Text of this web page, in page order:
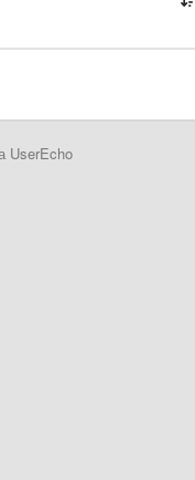
UserEcho